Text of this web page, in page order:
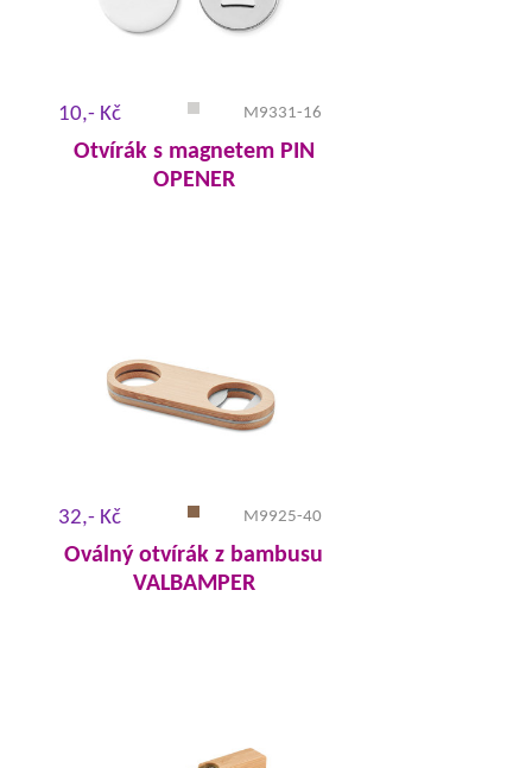
10,- Kč M9331-16
Otvírák s magnetem PIN
OPENER
32,- Kč M9925-40
Oválný otvírák z bambusu
VALBAMPER